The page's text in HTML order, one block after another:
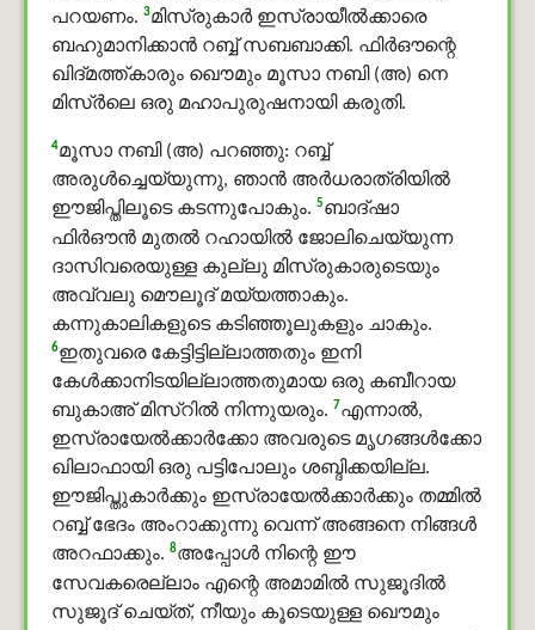
പറയണം. 3മിസ്രുകാര്‍ ഇസ്രായീല്‍ക്കാരെ
ബഹുമാനിക്കാന്‍ റബ്ബ് സബബാക്കി. ഫിർഔന്റെ
ഖിദ്മത്ത്കാരും ഖൌമും മൂസാ നബി (അ) നെ
മിസ്ർലെ ഒരു മഹാപുരുഷനായി കരുതി.
4മൂസാ നബി (അ) പറഞ്ഞു: റബ്ബ്
അരുൾച്ചെയ്യുന്നു, ഞാന്‍ അര്‍ധരാത്രിയില്‍
ഈജിപ്തിലൂടെ കടന്നുപോകും. 5ബാദ്ഷാ
ഫിർഔൻ മുതല്‍ റഹായില്‍ ജോലിചെയ്യുന്ന
ദാസിവരെയുള്ള കുല്ലു മിസ്രുകാരുടെയും
അവ്വലു മൌലൂദ് മയ്യത്താകും.
കന്നുകാലികളുടെ കടിഞ്ഞൂലുകളും ചാകും.
6ഇതുവരെ കേട്ടിട്ടില്ലാത്തതും ഇനി
കേള്‍ക്കാനിടയില്ലാത്തതുമായ ഒരു കബീറായ
ബുകാഅ് മിസ്റില്‍ നിന്നുയരും. 7എന്നാല്‍,
ഇസ്രായേല്‍ക്കാര്‍ക്കോ അവരുടെ മൃഗങ്ങള്‍ക്കോ
ഖിലാഫായി ഒരു പട്ടിപോലും ശബ്ദിക്കയില്ല.
ഈജിപ്തുകാര്‍ക്കും ഇസ്രായേല്‍ക്കാര്‍ക്കും തമ്മില്‍
റബ്ബ് ഭേദം അംറാക്കുന്നു വെന്ന് അങ്ങനെ നിങ്ങള്‍
അറഫാക്കും. 8അപ്പോള്‍ നിന്റെ ഈ
സേവകരെല്ലാം എന്റെ അമാമിൽ സുജൂദിൽ
സുജൂദ് ചെയ്ത്, നീയും കൂടെയുള്ള ഖൌമും